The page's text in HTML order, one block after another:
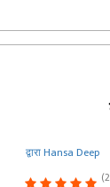
द्वारा Hansa Deep